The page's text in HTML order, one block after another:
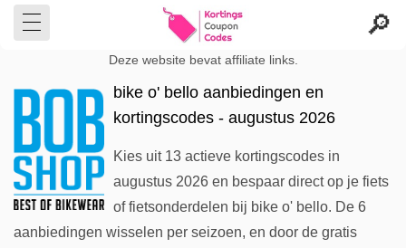
Deze website bevat affiliate links.
bike o' bello aanbiedingen en
kortingscodes - augustus 2026
Kies uit 13 actieve kortingscodes in
augustus 2026 en bespaar direct op je fiets
of fietsonderdelen bij bike o' bello. De 6
aanbiedingen wisselen per seizoen, en door de gratis